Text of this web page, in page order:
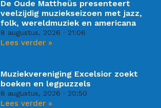
De Oude Mattheüs presenteert
veelzijdig muziekseizoen met jazz,
folk, wereldmuziek en americana
8 augustus, 2026 21:06
Lees verder »
Muziekvereniging Excelsior zoekt
boeken en legpuzzels
8 augustus, 2026 20:50
Lees verder »